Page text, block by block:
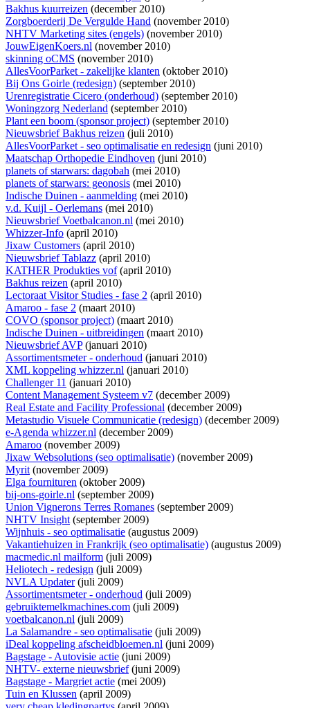
Bakhus kuurreizen (december 2010)
Zorgboerderij De Vergulde Hand (november 2010)
NHTV Marketing sites (engels) (november 2010)
JouwEigenKoers.nl (november 2010)
skinning oCMS (november 2010)
AllesVoorParket - zakelijke klanten (oktober 2010)
Bij Ons Goirle (redesign) (september 2010)
Urenregistratie Cicero (onderhoud) (september 2010)
Woningzorg Nederland (september 2010)
Plant een boom (sponsor project) (september 2010)
Nieuwsbrief Bakhus reizen (juli 2010)
AllesVoorParket - seo optimalisatie en redesign (juni 2010)
Maatschap Orthopedie Eindhoven (juni 2010)
planets of starwars: dagobah (mei 2010)
planets of starwars: geonosis (mei 2010)
Indische Duinen - aanmelding (mei 2010)
v.d. Kuijl - Oerlemans (mei 2010)
Nieuwsbrief Voetbalcanon.nl (mei 2010)
Whizzer-Info (april 2010)
Jixaw Customers (april 2010)
Nieuwsbrief Tablazz (april 2010)
KATHER Produkties vof(april 2010)
Bakhus reizen (april 2010)
Lectoraat Visitor Studies - fase 2 (april 2010)
Amaroo - fase 2 (maart 2010)
COVO (sponsor project) (maart 2010)
Indische Duinen - uitbreidingen (maart 2010)
Nieuwsbrief AVP(januari 2010)
Assortimentsmeter - onderhoud (januari 2010)
XML koppeling whizzer.nl (januari 2010)
Challenger 11 (januari 2010)
Content Management Systeem v7 (december 2009)
Real Estate and Facility Professional (december 2009)
Metastudio Visuele Communicatie (redesign) (december 2009)
e-Agenda whizzer.nl (december 2009)
Amaroo (november 2009)
Jixaw Websolutions (seo optimalisatie) (november 2009)
Myrit(november 2009)
Elga fournituren (oktober 2009)
bij-ons-goirle.nl (september 2009)
Union Vignerons Terres Romanes (september 2009)
NHTV Insight(september 2009)
Wijnhuis - seo optimalisatie (augustus 2009)
Vakantiehuizen in Frankrijk (seo optimalisatie) (augustus 2009)
macmedic.nl mailform (juli 2009)
Heliotech - redesign (juli 2009)
NVLA Updater(juli 2009)
Assortimentsmeter - onderhoud (juli 2009)
gebruiktemelkmachines.com (juli 2009)
voetbalcanon.nl (juli 2009)
La Salamandre - seo optimalisatie (juli 2009)
iDeal koppeling afscheidbloemen.nl (juni 2009)
Bagstage - Autovisie actie (juni 2009)
NHTV- externe nieuwsbrief(juni 2009)
Bagstage - Margriet actie (mei 2009)
Tuin en Klussen (april 2009)